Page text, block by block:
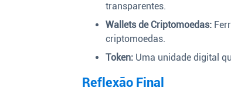
transparentes.
Wallets de Criptomoedas:
criptomoedas.
Token: Uma unidade digital
Reflexão Final